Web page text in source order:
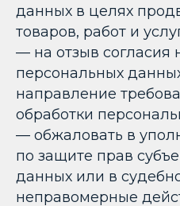
данных в целях
товаров, работ и
— на отзыв согласия
персональных
направление
обработки
— обжаловать в
по защите прав
данных или в
неправомерные